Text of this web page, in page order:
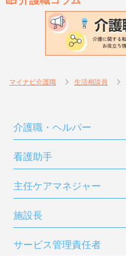
マイナビ介護職 生活相談員
介護職・ヘルパー
看護助手
主任ケアマネジャー
施設長
サービス管理責任者